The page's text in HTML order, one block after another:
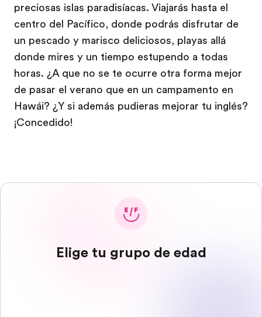
preciosas islas paradisíacas. Viajarás hasta el
centro del Pacífico, donde podrás disfrutar de
un pescado y marisco deliciosos, playas allá
donde mires y un tiempo estupendo a todas
horas. ¿A que no se te ocurre otra forma mejor
de pasar el verano que en un campamento en
Hawái? ¿Y si además pudieras mejorar tu inglés?
¡Concedido!
Elige tu grupo de edad